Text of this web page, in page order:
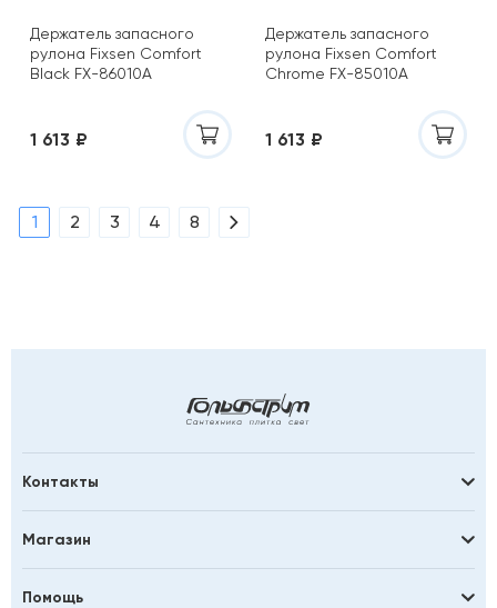
Держатель запасного
рулона Fixsen Comfort
Black FX-86010A
1 613 ₽
Держатель запасного
рулона Fixsen Comfort
Chrome FX-85010A
1 613 ₽
1 2 3 4 8
Контакты
Магазин
Помощь